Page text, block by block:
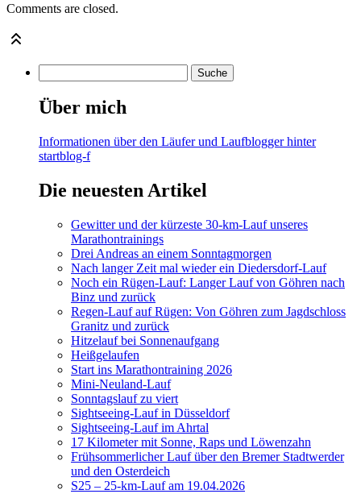
Comments are closed.
Über mich
Informationen über den Läufer und Laufblogger hinter
startblog-f
Die neuesten Artikel
Gewitter und der kürzeste 30-km-Lauf unseres
Marathontrainings
Drei Andreas an einem Sonntagmorgen
Nach langer Zeit mal wieder ein Diedersdorf-Lauf
Noch ein Rügen-Lauf: Langer Lauf von Göhren nach
Binz und zurück
Regen-Lauf auf Rügen: Von Göhren zum Jagdschloss
Granitz und zurück
Hitzelauf bei Sonnenaufgang
Heißgelaufen
Start ins Marathontraining 2026
Mini-Neuland-Lauf
Sonntagslauf zu viert
Sightseeing-Lauf in Düsseldorf
Sightseeing-Lauf im Ahrtal
17 Kilometer mit Sonne, Raps und Löwenzahn
Frühsommerlicher Lauf über den Bremer Stadtwerder
und den Osterdeich
S25 – 25-km-Lauf am 19.04.2026